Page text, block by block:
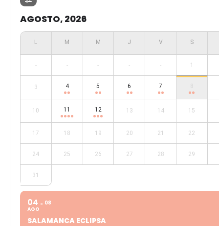
AGOSTO, 2026
- - - - - 1
3 4 5 6 7 8
10 11 12 13 14 15
17 18 19 20 21 22
24 25 26 27 28 29
31
04
AGO
08
SALAMANCA ECLIPSA